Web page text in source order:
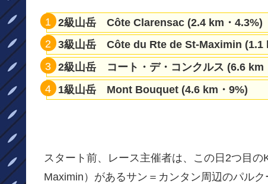
2級山岳 Côte Clarensac (2.4 km・4.3%)
3級山岳 Côte du Rte de St-Maximin (1.1
2級山岳 コート・デ・コンクルス (6.6 km
1級山岳 Mont Bouquet (4.6 km・9%)
スタート前、レース主催者は、この日2つ目
Maximin）があるサン＝カンタン周辺のパルク